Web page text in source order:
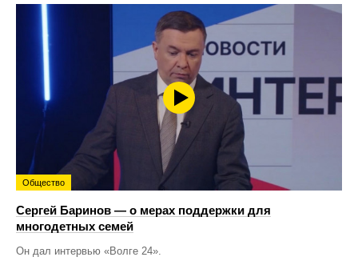
Общество
Сергей Баринов — о мерах поддержки для
многодетных семей
Он дал интервью «Волге 24».